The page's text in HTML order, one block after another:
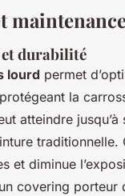
et durabilité
lourd permet
la
atteindre
et diminue
covering porteur